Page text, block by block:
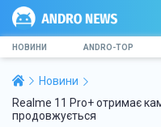
НОВИНИ ANDRO-TOP
Новини
Realme 11 Pro+ отримає
продовжується